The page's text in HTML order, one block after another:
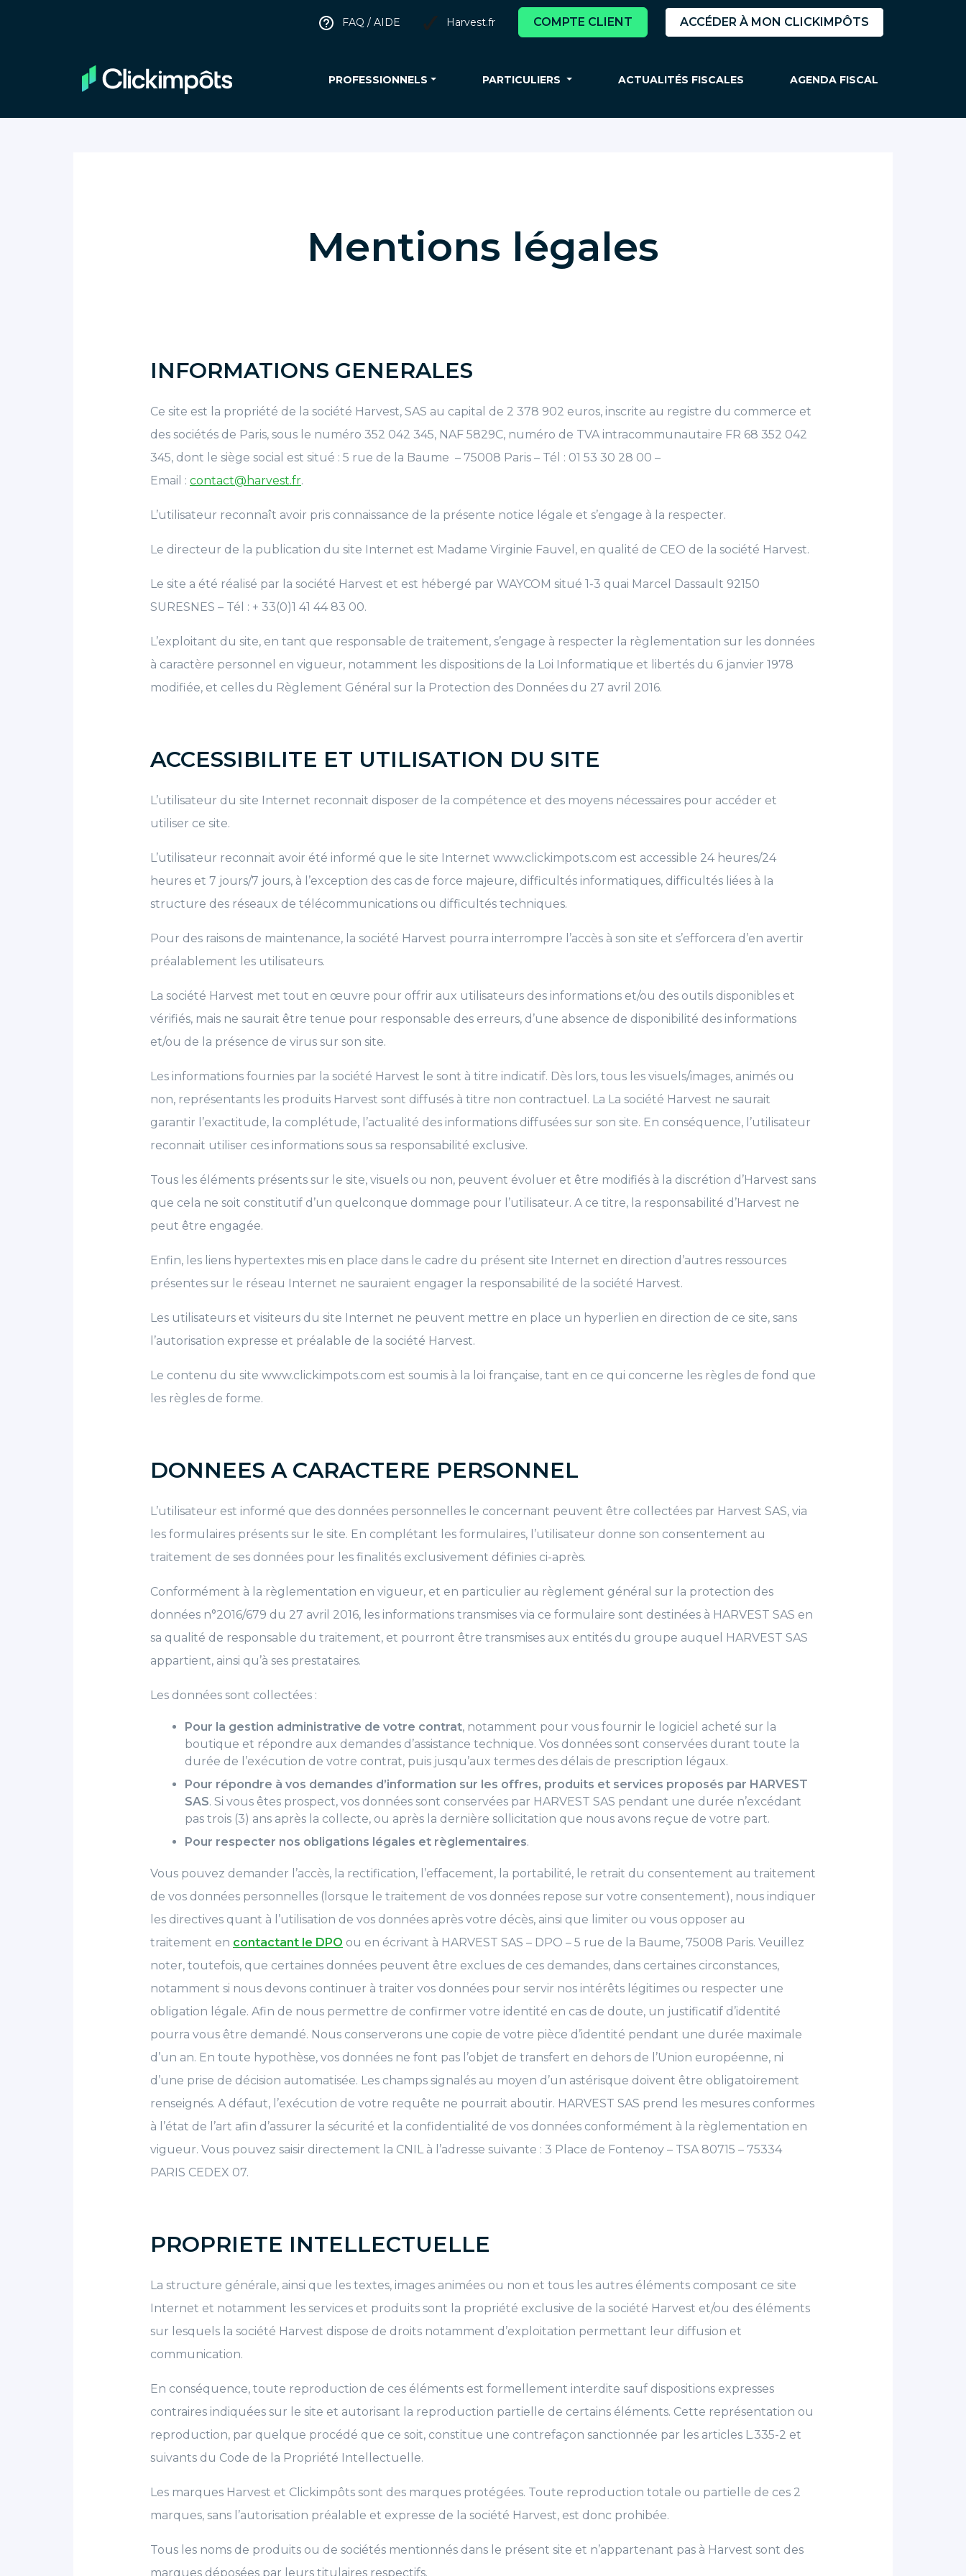
FAQ / AIDE Harvest.fr COMPTE CLIENT ACCÉDER À MON CLICKIMPÔTS
PROFESSIONNELS PARTICULIERS ACTUALITÉS FISCALES AGENDA FISCAL
Mentions légales
INFORMATIONS GENERALES
Ce site est la propriété de la société Harvest, SAS au capital de 2 378 902 euros, inscrite au registre du commerce et
des sociétés de Paris, sous le numéro 352 042 345, NAF 5829C, numéro de TVA intracommunautaire FR 68 352 042
345, dont le siège social est situé : 5 rue de la Baume – 75008 Paris – Tél : 01 53 30 28 00 –
Email : contact@harvest.fr.
L’utilisateur reconnaît avoir pris connaissance de la présente notice légale et s’engage à la respecter.
Le directeur de la publication du site Internet est Madame Virginie Fauvel, en qualité de CEO de la société Harvest.
Le site a été réalisé par la société Harvest et est hébergé par WAYCOM situé 1-3 quai Marcel Dassault 92150
SURESNES – Tél : + 33(0)1 41 44 83 00.
L’exploitant du site, en tant que responsable de traitement, s’engage à respecter la règlementation sur les données
à caractère personnel en vigueur, notamment les dispositions de la Loi Informatique et libertés du 6 janvier 1978
modifiée, et celles du Règlement Général sur la Protection des Données du 27 avril 2016.
ACCESSIBILITE ET UTILISATION DU SITE
L’utilisateur du site Internet reconnait disposer de la compétence et des moyens nécessaires pour accéder et
utiliser ce site.
L’utilisateur reconnait avoir été informé que le site Internet www.clickimpots.com est accessible 24 heures/24
heures et 7 jours/7 jours, à l’exception des cas de force majeure, difficultés informatiques, difficultés liées à la
structure des réseaux de télécommunications ou difficultés techniques.
Pour des raisons de maintenance, la société Harvest pourra interrompre l’accès à son site et s’efforcera d’en avertir
préalablement les utilisateurs.
La société Harvest met tout en œuvre pour offrir aux utilisateurs des informations et/ou des outils disponibles et
vérifiés, mais ne saurait être tenue pour responsable des erreurs, d’une absence de disponibilité des informations
et/ou de la présence de virus sur son site.
Les informations fournies par la société Harvest le sont à titre indicatif. Dès lors, tous les visuels/images, animés ou
non, représentants les produits Harvest sont diffusés à titre non contractuel. La La société Harvest ne saurait
garantir l’exactitude, la complétude, l’actualité des informations diffusées sur son site. En conséquence, l’utilisateur
reconnait utiliser ces informations sous sa responsabilité exclusive.
Tous les éléments présents sur le site, visuels ou non, peuvent évoluer et être modifiés à la discrétion d’Harvest sans
que cela ne soit constitutif d’un quelconque dommage pour l’utilisateur. A ce titre, la responsabilité d’Harvest ne
peut être engagée.
Enfin, les liens hypertextes mis en place dans le cadre du présent site Internet en direction d’autres ressources
présentes sur le réseau Internet ne sauraient engager la responsabilité de la société Harvest.
Les utilisateurs et visiteurs du site Internet ne peuvent mettre en place un hyperlien en direction de ce site, sans
l’autorisation expresse et préalable de la société Harvest.
Le contenu du site www.clickimpots.com est soumis à la loi française, tant en ce qui concerne les règles de fond que
les règles de forme.
DONNEES A CARACTERE PERSONNEL
L’utilisateur est informé que des données personnelles le concernant peuvent être collectées par Harvest SAS, via
les formulaires présents sur le site. En complétant les formulaires, l’utilisateur donne son consentement au
traitement de ses données pour les finalités exclusivement définies ci-après.
Conformément à la règlementation en vigueur, et en particulier au règlement général sur la protection des
données n°2016/679 du 27 avril 2016, les informations transmises via ce formulaire sont destinées à HARVEST SAS en
sa qualité de responsable du traitement, et pourront être transmises aux entités du groupe auquel HARVEST SAS
appartient, ainsi qu’à ses prestataires.
Les données sont collectées :
Pour la gestion administrative de votre contrat, notamment pour vous fournir le logiciel acheté sur la
boutique et répondre aux demandes d’assistance technique. Vos données sont conservées durant toute la
durée de l’exécution de votre contrat, puis jusqu’aux termes des délais de prescription légaux.
Pour répondre à vos demandes d’information sur les offres, produits et services proposés par HARVEST
SAS. Si vous êtes prospect, vos données sont conservées par HARVEST SAS pendant une durée n’excédant
pas trois (3) ans après la collecte, ou après la dernière sollicitation que nous avons reçue de votre part.
Pour respecter nos obligations légales et règlementaires.
Vous pouvez demander l’accès, la rectification, l’effacement, la portabilité, le retrait du consentement au traitement
de vos données personnelles (lorsque le traitement de vos données repose sur votre consentement), nous indiquer
les directives quant à l’utilisation de vos données après votre décès, ainsi que limiter ou vous opposer au
traitement en contactant le DPO ou en écrivant à HARVEST SAS – DPO – 5 rue de la Baume, 75008 Paris. Veuillez
noter, toutefois, que certaines données peuvent être exclues de ces demandes, dans certaines circonstances,
notamment si nous devons continuer à traiter vos données pour servir nos intérêts légitimes ou respecter une
obligation légale. Afin de nous permettre de confirmer votre identité en cas de doute, un justificatif d’identité
pourra vous être demandé. Nous conserverons une copie de votre pièce d’identité pendant une durée maximale
d’un an. En toute hypothèse, vos données ne font pas l’objet de transfert en dehors de l’Union européenne, ni
d’une prise de décision automatisée. Les champs signalés au moyen d’un astérisque doivent être obligatoirement
renseignés. A défaut, l’exécution de votre requête ne pourrait aboutir. HARVEST SAS prend les mesures conformes
à l’état de l’art afin d’assurer la sécurité et la confidentialité de vos données conformément à la règlementation en
vigueur. Vous pouvez saisir directement la CNIL à l’adresse suivante : 3 Place de Fontenoy – TSA 80715 – 75334
PARIS CEDEX 07.
PROPRIETE INTELLECTUELLE
La structure générale, ainsi que les textes, images animées ou non et tous les autres éléments composant ce site
Internet et notamment les services et produits sont la propriété exclusive de la société Harvest et/ou des éléments
sur lesquels la société Harvest dispose de droits notamment d’exploitation permettant leur diffusion et
communication.
En conséquence, toute reproduction de ces éléments est formellement interdite sauf dispositions expresses
contraires indiquées sur le site et autorisant la reproduction partielle de certains éléments. Cette représentation ou
reproduction, par quelque procédé que ce soit, constitue une contrefaçon sanctionnée par les articles L.335-2 et
suivants du Code de la Propriété Intellectuelle.
Les marques Harvest et Clickimpôts sont des marques protégées. Toute reproduction totale ou partielle de ces 2
marques, sans l’autorisation préalable et expresse de la société Harvest, est donc prohibée.
Tous les noms de produits ou de sociétés mentionnés dans le présent site et n’appartenant pas à Harvest sont des
marques déposées par leurs titulaires respectifs.